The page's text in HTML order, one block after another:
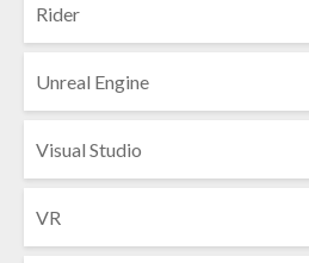
Rider
Unreal Engine
Visual Studio
VR